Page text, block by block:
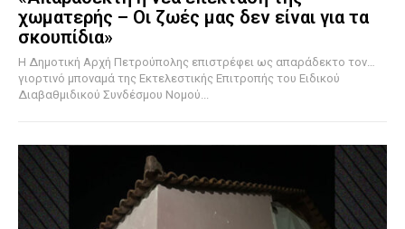
χωματερής – Οι ζωές μας δεν είναι για τα
σκουπίδια»
Η Δημοτική Αρχή Πετρούπολης επιστρέφει ως απαράδεκτο τον…
γιορτινό μποναμά της Εκτελεστικής Επιτροπής του Ειδικού
Διαβαθμιδικού Συνδέσμου Νομού...